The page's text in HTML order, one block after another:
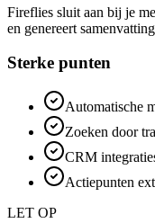
Fireflies sluit aan bij je
en genereert
Sterke punten
Automatische
Zoeken door
CRM
Actiepunten
LET OP